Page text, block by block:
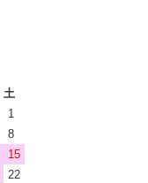
土
1
8
15
22